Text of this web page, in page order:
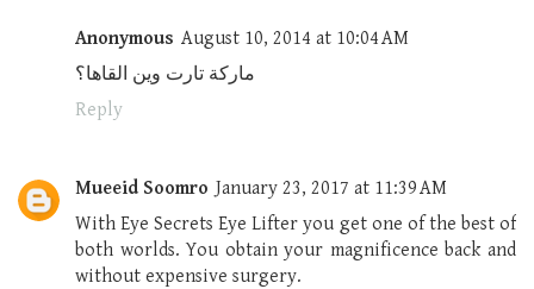
Anonymous August 10, 2014 at 10:04 AM
ماركة تارت وين القاها؟
Reply
Mueeid Soomro January 23, 2017 at 11:39 AM
With Eye Secrets Eye Lifter you get one of the best of
both worlds. You obtain your magnificence back and
without expensive surgery.